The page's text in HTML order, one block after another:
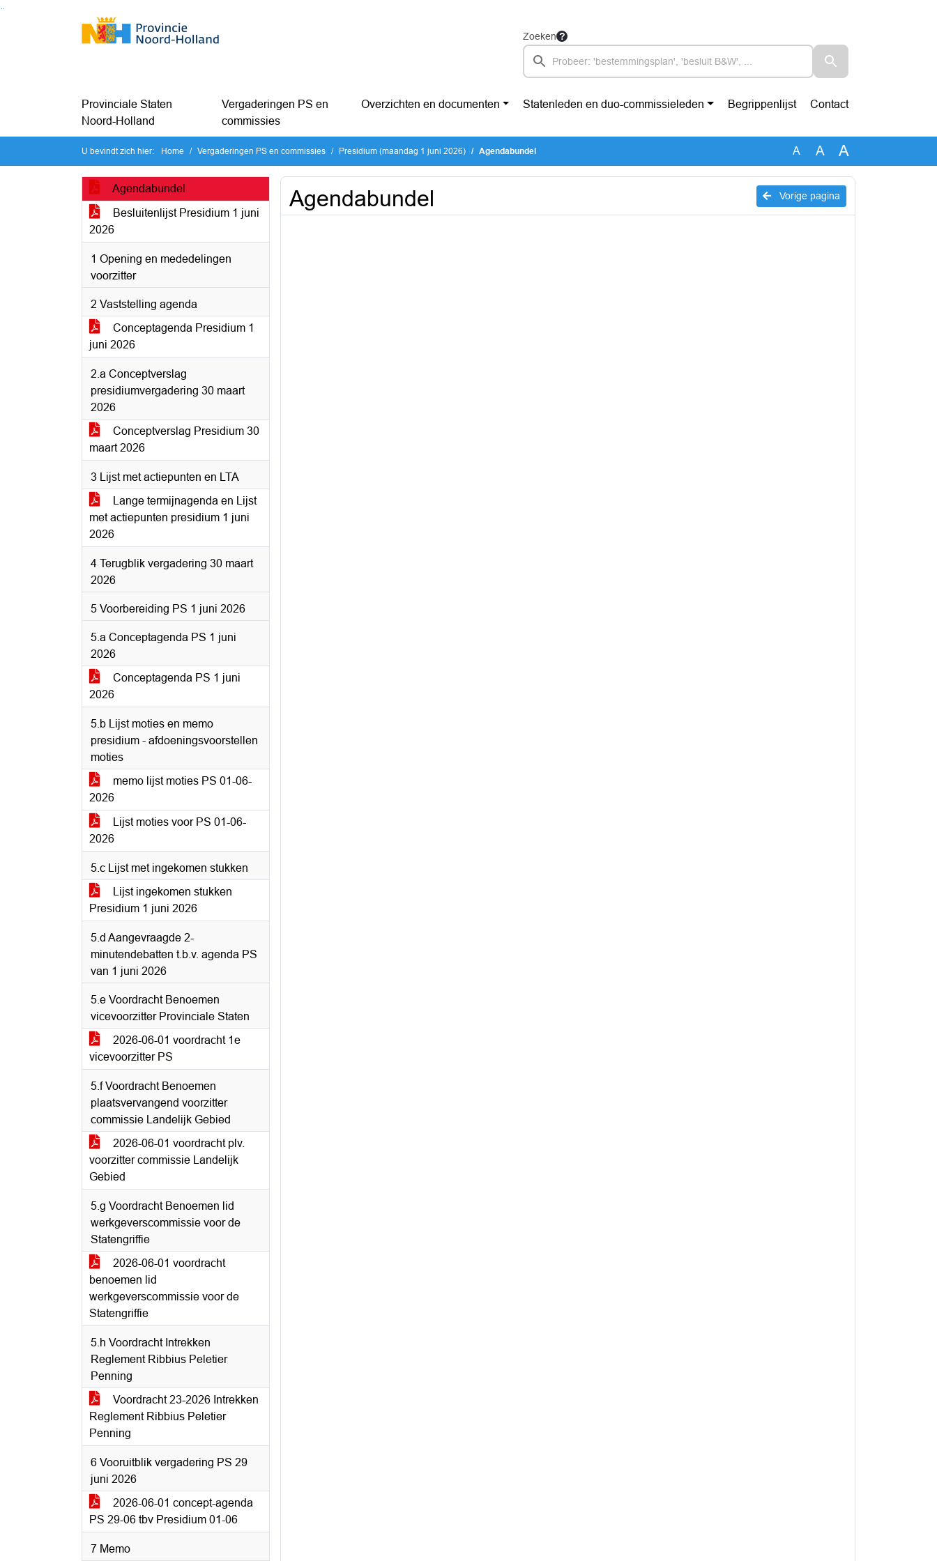
Ga naar de inhoud van deze pagina
Ga naar het zoeken
Zoeken
Provinciale Staten
Noord-Holland
Vergaderingen PS en
commissies
Overzichten en documenten Statenleden en duo-commissieleden Begrippenlijst Contact
U bevindt zich hier: Home Vergaderingen PS en commissies Presidium (maandag 1 juni 2026) Agendabundel A A A
Agendabundel
Besluitenlijst Presidium 1 juni
2026
1 Opening en mededelingen
voorzitter
2 Vaststelling agenda
Conceptagenda Presidium 1
juni 2026
2.a Conceptverslag
presidiumvergadering 30 maart
2026
Conceptverslag Presidium 30
maart 2026
3 Lijst met actiepunten en LTA
Lange termijnagenda en Lijst
met actiepunten presidium 1 juni
2026
4 Terugblik vergadering 30 maart
2026
5 Voorbereiding PS 1 juni 2026
5.a Conceptagenda PS 1 juni
2026
Conceptagenda PS 1 juni
2026
5.b Lijst moties en memo
presidium - afdoeningsvoorstellen
moties
memo lijst moties PS 01-06-
2026
Lijst moties voor PS 01-06-
2026
5.c Lijst met ingekomen stukken
Lijst ingekomen stukken
Presidium 1 juni 2026
5.d Aangevraagde 2-
minutendebatten t.b.v. agenda PS
van 1 juni 2026
5.e Voordracht Benoemen
vicevoorzitter Provinciale Staten
2026-06-01 voordracht 1e
vicevoorzitter PS
5.f Voordracht Benoemen
plaatsvervangend voorzitter
commissie Landelijk Gebied
2026-06-01 voordracht plv.
voorzitter commissie Landelijk
Gebied
5.g Voordracht Benoemen lid
werkgeverscommissie voor de
Statengriffie
2026-06-01 voordracht
benoemen lid
werkgeverscommissie voor de
Statengriffie
5.h Voordracht Intrekken
Reglement Ribbius Peletier
Penning
Voordracht 23-2026 Intrekken
Reglement Ribbius Peletier
Penning
6 Vooruitblik vergadering PS 29
juni 2026
2026-06-01 concept-agenda
PS 29-06 tbv Presidium 01-06
7 Memo
Vorige pagina
Agendabundel